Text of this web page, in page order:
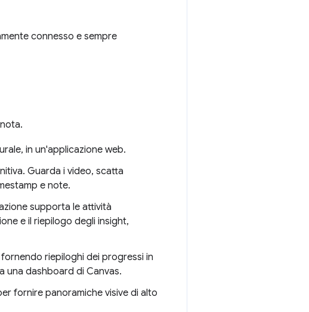
connesso e sempre
in un'applicazione web.
Guarda i video, scatta
e note.
supporta le attività
e il riepilogo degli insight,
riepiloghi dei progressi in
una dashboard di Canvas.
fornire panoramiche visive di alto